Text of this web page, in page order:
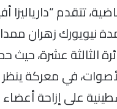
تتقدم
زهران
42 بالمئة من الأصوات، في
على إزاحة